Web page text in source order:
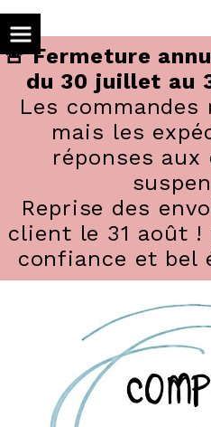
🚨 Fermeture
du 30 juillet au
Les
mais les
réponses
Reprise des
client le 31 août
confiance et bel